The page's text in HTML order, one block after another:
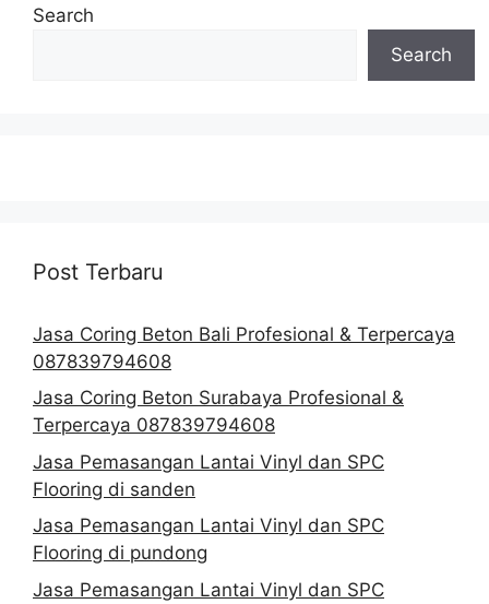
Search
Search
Post Terbaru
Jasa Coring Beton Bali Profesional & Terpercaya
087839794608
Jasa Coring Beton Surabaya Profesional &
Terpercaya 087839794608
Jasa Pemasangan Lantai Vinyl dan SPC
Flooring di sanden
Jasa Pemasangan Lantai Vinyl dan SPC
Flooring di pundong
Jasa Pemasangan Lantai Vinyl dan SPC